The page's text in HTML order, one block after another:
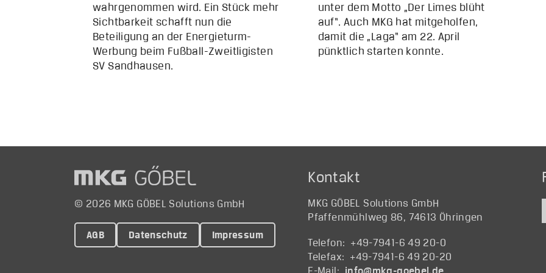
wahrgenommen wird. Ein Stück mehr
Sichtbarkeit schafft nun die
Beteiligung an der Energieturm-
Werbung beim Fußball-Zweitligisten
SV Sandhausen.
unter dem Motto „Der Limes blüht
auf“. Auch MKG hat mitgeholfen,
damit die „Laga“ am 22. April
pünktlich starten konnte.
© 2026 MKG GÖBEL Solutions GmbH
AGB Datenschutz Impressum
Kontakt
MKG GÖBEL Solutions GmbH
Pfaffenmühlweg 86, 74613 Öhringen
Telefon: +49-7941-6 49 20-0
Telefax: +49-7941-6 49 20-20
E-Mail:
ed.lebeog-gkm
@ofni